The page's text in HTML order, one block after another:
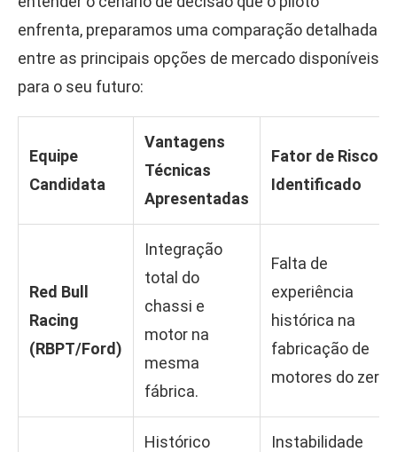
enfrenta, preparamos uma comparação detalhada
entre as principais opções de mercado disponíveis
para o seu futuro:
Equipe
Candidata
Vantagens
Técnicas
Apresentadas
Fator de Risco
Identificado
Red Bull
Racing
(RBPT/Ford)
Integração
total do
chassi e
motor na
mesma
fábrica.
Falta de
experiência
histórica na
fabricação de
motores do zero.
Histórico
Instabilidade